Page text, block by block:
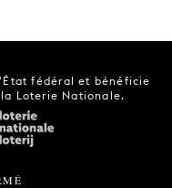
fédéral et bénéficie
Loterie Nationale.